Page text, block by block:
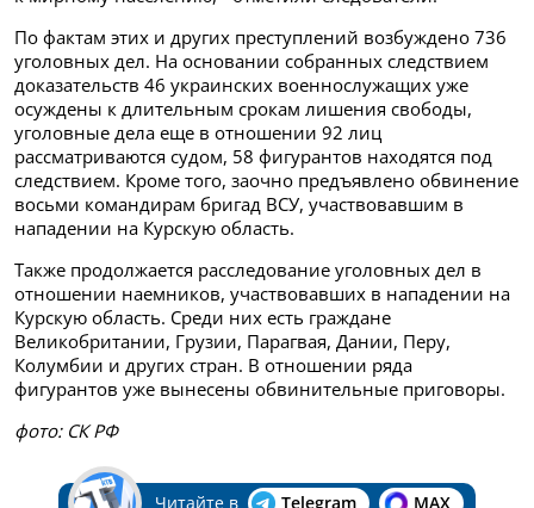
По фактам этих и других преступлений возбуждено 736
уголовных дел. На основании собранных следствием
доказательств 46 украинских военнослужащих уже
осуждены к длительным срокам лишения свободы,
уголовные дела еще в отношении 92 лиц
рассматриваются судом, 58 фигурантов находятся под
следствием. Кроме того, заочно предъявлено обвинение
восьми командирам бригад ВСУ, участвовавшим в
нападении на Курскую область.
Также продолжается расследование уголовных дел в
отношении наемников, участвовавших в нападении на
Курскую область. Среди них есть граждане
Великобритании, Грузии, Парагвая, Дании, Перу,
Колумбии и других стран. В отношении ряда
фигурантов уже вынесены обвинительные приговоры.
фото: СК РФ
Читайте в Telegram MAX